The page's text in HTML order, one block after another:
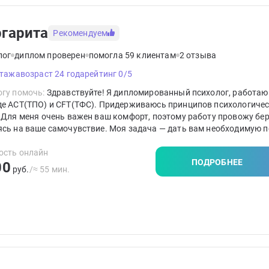
Рекомендуем
диплом проверен помогла 59 клиентам 2 отзыва
возраст 24 годарейтинг 0/5
помочь: Здравствуйте! Я дипломированный психолог,
ACT(ТПО) и CFT(ТФС). Придерживаюсь принципов
Для меня очень важен ваш комфорт, поэтому работу провожу
на ваше самочувствие. Моя задача — дать вам необходимую
онлайн
руб./≈ 55 мин.
ПОДРОБНЕЕ